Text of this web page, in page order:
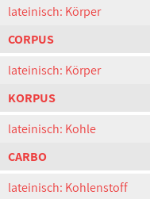
lateinisch: Körper
CORPUS
lateinisch: Körper
KORPUS
lateinisch: Kohle
CARBO
lateinisch: Kohlenstoff